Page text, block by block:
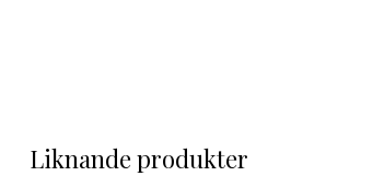
Liknande produkter